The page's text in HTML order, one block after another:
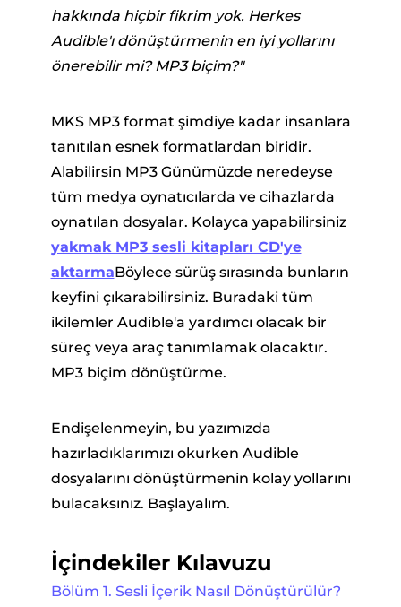
hakkında hiçbir fikrim yok. Herkes
Audible'ı dönüştürmenin en iyi yollarını
önerebilir mi? MP3 biçim?"
MKS MP3 format şimdiye kadar insanlara
tanıtılan esnek formatlardan biridir.
Alabilirsin MP3 Günümüzde neredeyse
tüm medya oynatıcılarda ve cihazlarda
oynatılan dosyalar. Kolayca yapabilirsiniz
yakmak MP3 sesli kitapları CD'ye
aktarmaBöylece sürüş sırasında bunların
keyfini çıkarabilirsiniz. Buradaki tüm
ikilemler Audible'a yardımcı olacak bir
süreç veya araç tanımlamak olacaktır.
MP3 biçim dönüştürme.
Endişelenmeyin, bu yazımızda
hazırladıklarımızı okurken Audible
dosyalarını dönüştürmenin kolay yollarını
bulacaksınız. Başlayalım.
İçindekiler Kılavuzu
Bölüm 1. Sesli İçerik Nasıl Dönüştürülür?